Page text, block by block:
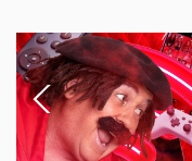
Previous